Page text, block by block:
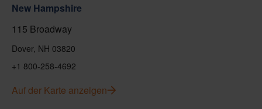
New Hampshire
115 Broadway
Dover, NH 03820
+1 800-258-4692
Auf der Karte anzeigen